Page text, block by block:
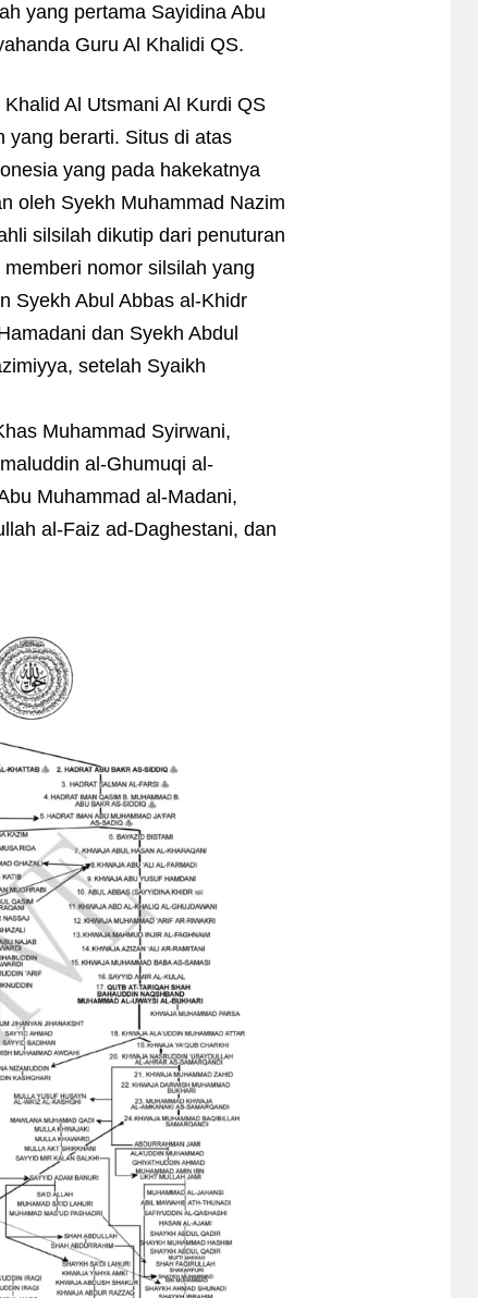
yang pertama Sayidina Abu
Guru Al Khalidi QS.
Al Utsmani Al Kurdi QS
yang berarti. Situs di atas
yang pada hakekatnya
oleh Syekh Muhammad Nazim
silsilah dikutip dari penuturan
nomor silsilah yang
Syekh Abul Abbas al-Khidr
dan Syekh Abdul
setelah Syaikh
Muhammad Syirwani,
al-Ghumuqi al-
Muhammad al-Madani,
al-Faiz ad-Daghestani, dan